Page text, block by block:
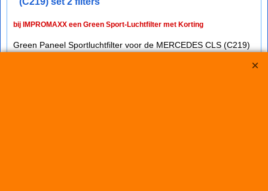
bij IMPROMAXX een Green Sport-Luchtfilter met Korting
Green Paneel Sportluchtfilter voor de MERCEDES CLS (C219)